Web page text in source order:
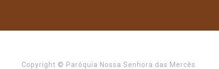
Copyright © Paróquia Nossa Senhora das Mercês.